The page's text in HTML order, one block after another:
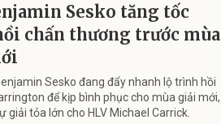
Sesko tăng tốc
chấn thương trước mùa
Sesko đang đẩy nhanh lộ trình hồi
để kịp bình phục cho mùa giải mới,
giải tỏa lớn cho HLV Michael Carrick.